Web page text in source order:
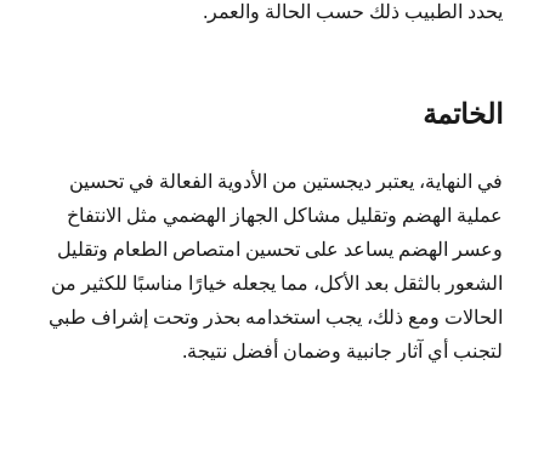
يحدد الطبيب ذلك حسب الحالة والعمر.
الخاتمة
في النهاية، يعتبر ديجستين من الأدوية الفعالة في تحسين
عملية الهضم وتقليل مشاكل الجهاز الهضمي مثل الانتفاخ
وعسر الهضم يساعد على تحسين امتصاص الطعام وتقليل
الشعور بالثقل بعد الأكل، مما يجعله خيارًا مناسبًا للكثير من
الحالات ومع ذلك، يجب استخدامه بحذر وتحت إشراف طبي
لتجنب أي آثار جانبية وضمان أفضل نتيجة.